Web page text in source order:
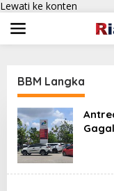
Lewati ke konten
BBM Langka